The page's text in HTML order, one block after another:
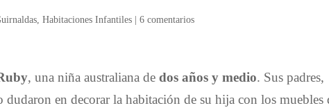
,Habitaciones Infantiles |6 comentarios
, una niña australiana dedos años y medio. Sus padres,
dudaron en decorar la habitación de su hija con los muebles